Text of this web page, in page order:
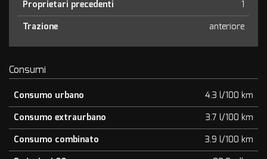
Proprietari precedenti
1
Trazione
anteriore
Consumi
Consumo urbano
4.3 l/100 km
Consumo extraurbano
3.7 l/100 km
Consumo combinato
3.9 l/100 km